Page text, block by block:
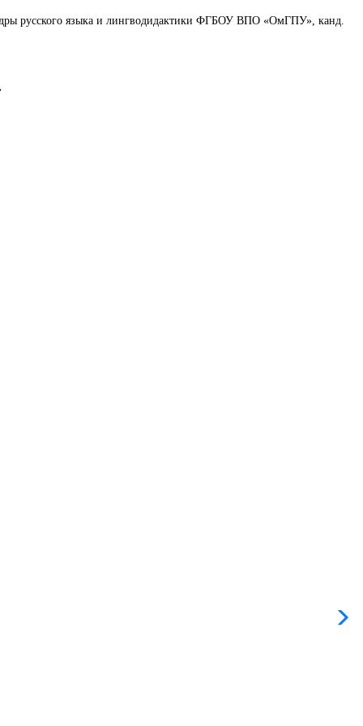
русского языка и лингводидактики ФГБОУ ВПО «ОмГПУ», канд.